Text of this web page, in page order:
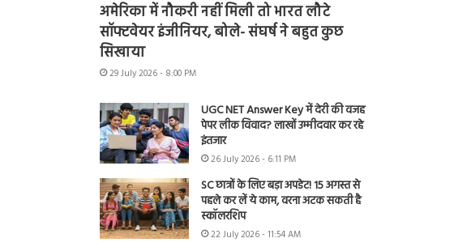
अमेरिका में नौकरी नहीं मिली तो भारत लौटे
सॉफ्टवेयर इंजीनियर, बोले- संघर्ष ने बहुत कुछ
सिखाया
29 July 2026 - 8:00 PM
UGC NET Answer Key में देरी की वजह
पेपर लीक विवाद? लाखों उम्मीदवार कर रहे
इंतजार
26 July 2026 - 6:11 PM
SC छात्रों के लिए बड़ा अपडेट! 15 अगस्त से
पहले कर लें ये काम, वरना अटक सकती है
स्कॉलरशिप
22 July 2026 - 11:54 AM